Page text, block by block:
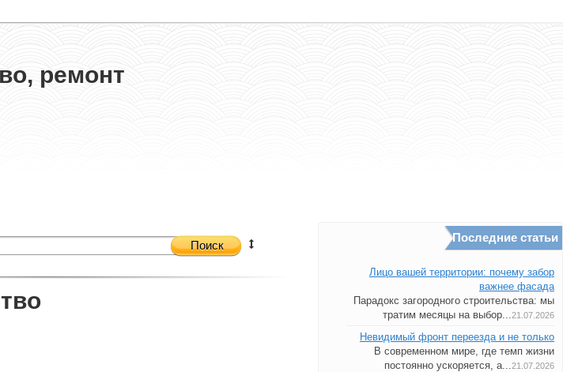
ремонт
Поиск
Последние статьи
Лицо вашей территории: почему забор
важнее фасада
Парадокс загородного строительства: мы
тратим месяцы на выбор...21.07.2026
Невидимый фронт переезда и не только
В современном мире, где темп жизни
постоянно ускоряется, а...21.07.2026